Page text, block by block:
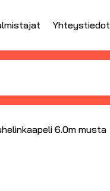
Yhteystiedot
6.0m musta